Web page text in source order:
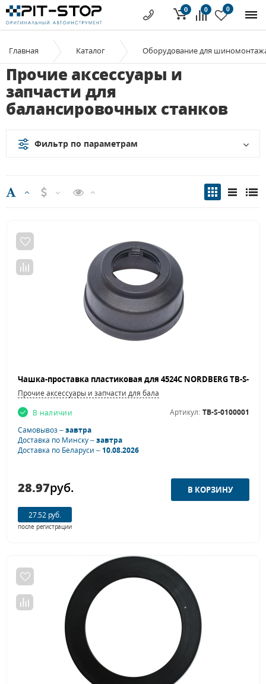
0 0
0
Главная Каталог Оборудование для
Прочие аксессуары и
запчасти для
балансировочных станков
Фильтр по параметрам
Прочие аксессуары и запчасти для балансировочных станков
В наличии
Артикул: TB-S-0100001
Самовывоз –завтра
Доставка по Минску –завтра
Доставка по Беларуси –10.08.2026
28.97руб.
27.52 руб.
после регистрации